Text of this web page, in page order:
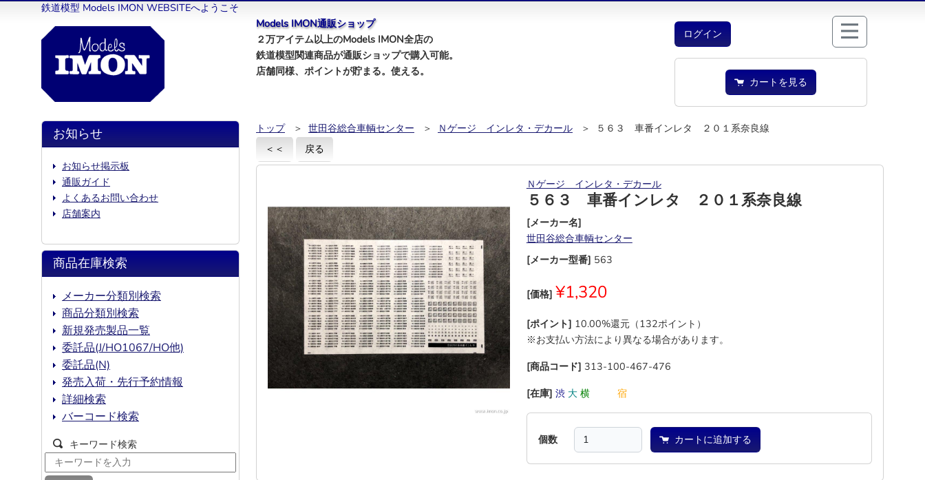
鉄道模型 Models IMON WEBSITEへようこそ
Models IMON通販ショップ
２万アイテム以上のModels IMON全店の
鉄道模型関連商品が通販ショップで購入可能。
店舗同様、ポイントが貯まる。使える。
ログイン
カートを見る
トップ ＞ 世田谷総合車輌センター ＞ Ｎゲージ インレタ・デカール
＞ ５６３ 車番インレタ ２０１系奈良線
＜＜
戻る
Ｎゲージ インレタ・デカール
５６３ 車番インレタ ２０１系奈良線
[メーカー名]
世田谷総合車輌センター
[メーカー型番] 563
[価格] ¥1,320
[ポイント] 10.00%還元（132ポイント）
※お支払い方法により異なる場合があります。
[商品コード] 313-100-467-476
[在庫] 渋 大 横 宿
個数 カートに追加する
お知らせ
お知らせ掲示板
通販ガイド
よくあるお問い合わせ
店舗案内
商品在庫検索
メーカー分類別検索
商品分類別検索
新規発売製品一覧
委託品(J/HO1067/HO他)
委託品(N)
発売入荷・先行予約情報
詳細検索
バーコード検索
キーワード検索